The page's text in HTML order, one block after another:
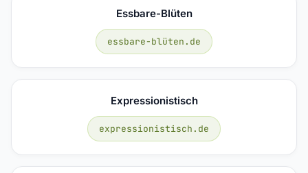
Essbare-Blüten
essbare-blüten.de
Expressionistisch
expressionistisch.de